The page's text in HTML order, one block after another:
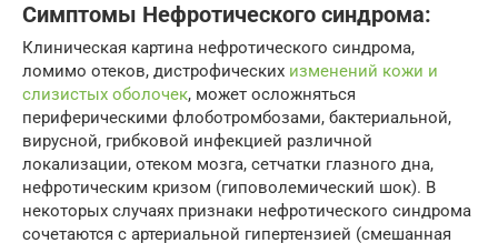
Симптомы Нефротического синдрома:
Клиническая картина нефротического синдрома,
ломимо отеков, дистрофических изменений кожи и
слизистых оболочек, может осложняться
периферическими флоботромбозами, бактериальной,
вирусной, грибковой инфекцией различной
локализации, отеком мозга, сетчатки глазного дна,
нефротическим кризом (гиповолемический шок). В
некоторых случаях признаки нефротического синдрома
сочетаются с артериальной гипертензией (смешанная